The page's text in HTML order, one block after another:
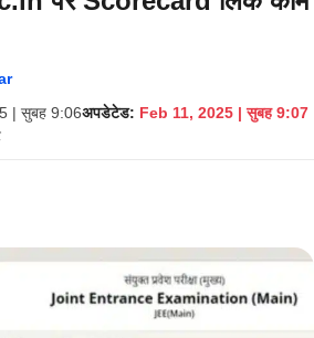
| सुबह 9:06अपडेटेड: Feb 11, 2025 | सुबह 9:07